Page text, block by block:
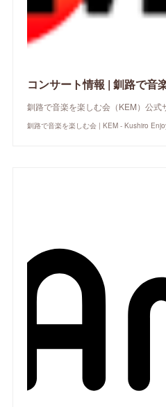
コンサート情報 | 釧路で音
釧路で音楽を楽しむ会（KEM）公
釧路で音楽を楽しむ会 | KEM - Kushiro